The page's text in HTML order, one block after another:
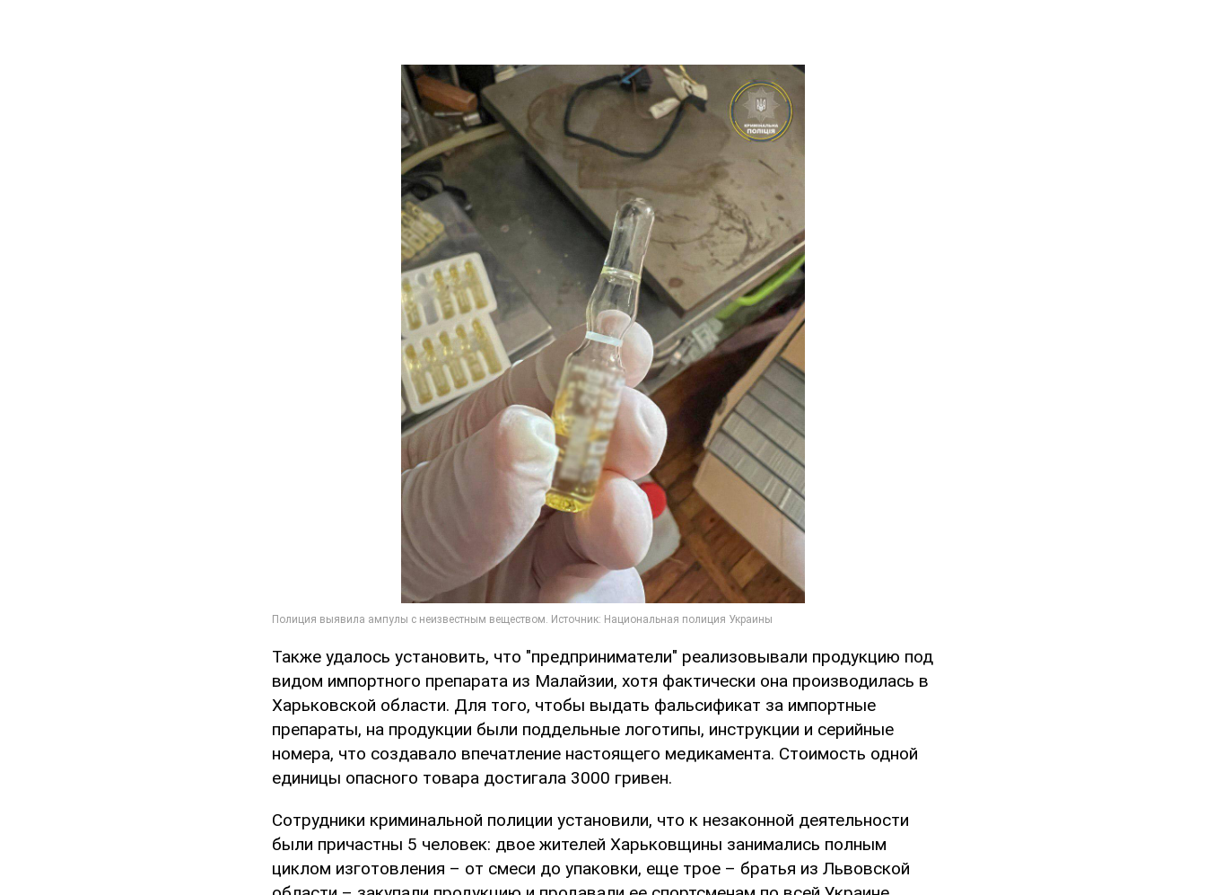
Также удалось установить, что "предприниматели" реализовывали продукцию под
видом импортного препарата из Малайзии, хотя фактически она производилась в
Харьковской области. Для того, чтобы выдать фальсификат за импортные
препараты, на продукции были поддельные логотипы, инструкции и серийные
номера, что создавало впечатление настоящего медикамента. Стоимость одной
единицы опасного товара достигала 3000 гривен.
Сотрудники криминальной полиции установили, что к незаконной деятельности
были причастны 5 человек: двое жителей Харьковщины занимались полным
циклом изготовления – от смеси до упаковки, еще трое – братья из Львовской